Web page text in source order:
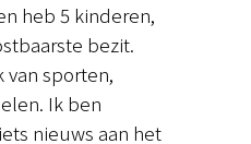
heb 5 kinderen,
bezit.
van sporten,
Ik ben
nieuws aan het